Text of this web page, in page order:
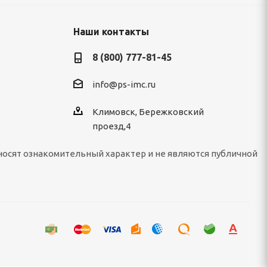
Наши контакты
8 (800) 777-81-45
info@ps-imc.ru
Климовск, Бережковский
проезд,4
ознакомительный характер и не являются публичной